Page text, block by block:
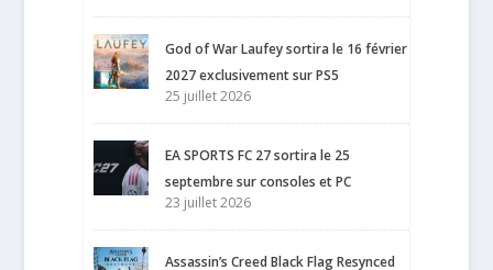
God of War Laufey sortira le 16 février
2027 exclusivement sur PS5
25 juillet 2026
EA SPORTS FC 27 sortira le 25
septembre sur consoles et PC
23 juillet 2026
Assassin’s Creed Black Flag Resynced